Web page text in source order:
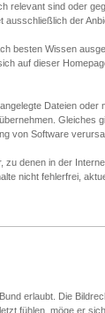
relevant sind oder
der
besten Wissen
auf dieser
Dateien oder
Gleiches
von Software
zu denen in der
nicht fehlerfrei,
erlaubt. Die
fühlen, möge er